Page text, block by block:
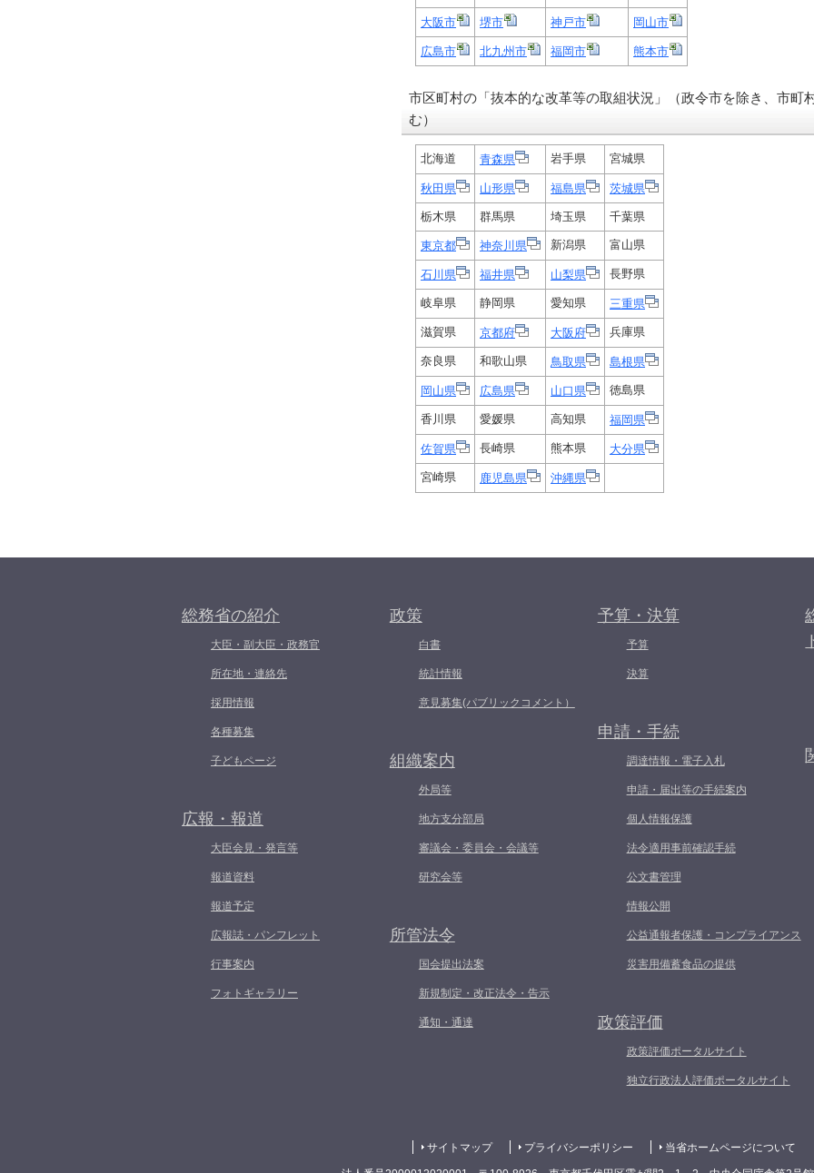
大阪市 堺市 神戸市 岡山市
広島市 北九州市 福岡市 熊本市
市区町村の「抜本的な改革等の取組状況」（政令市を除き、市町
む）
北海道 青森県 岩手県 宮城県
秋田県 山形県 福島県 茨城県
栃木県 群馬県 埼玉県 千葉県
東京都 神奈川県 新潟県 富山県
石川県 福井県 山梨県 長野県
岐阜県 静岡県 愛知県 三重県
滋賀県 京都府 大阪府 兵庫県
奈良県 和歌山県 鳥取県 島根県
岡山県 広島県 山口県 徳島県
香川県 愛媛県 高知県 福岡県
佐賀県 長崎県 熊本県 大分県
宮崎県 鹿児島県 沖縄県
総務省の紹介
大臣・副大臣・政務官
所在地・連絡先
採用情報
各種募集
子どもページ
広報・報道
大臣会見・発言等
報道資料
報道予定
広報誌・パンフレット
行事案内
フォトギャラリー
政策
白書
統計情報
意見募集(パブリックコメント）
組織案内
外局等
地方支分部局
審議会・委員会・会議等
研究会等
所管法令
国会提出法案
新規制定・改正法令・告示
通知・通達
予算・決算
予算
決算
申請・手続
調達情報・電子入札
申請・届出等の手続案内
個人情報保護
法令適用事前確認手続
公文書管理
情報公開
公益通報者保護・コンプライアンス
災害用備蓄食品の提供
政策評価
政策評価ポータルサイト
独立行政法人評価ポータルサイト
サイトマップ プライバシーポリシー 当省ホームページについて